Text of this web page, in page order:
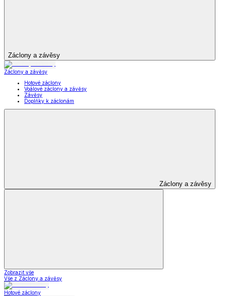
Záclony a závěsy
Záclony a závěsy
Hotové záclony
Voálové záclony a závěsy
Závěsy
Doplňky k záclonám
Záclony a závěsy
Zobrazit vše
Vše z Záclony a závěsy
Hotové záclony